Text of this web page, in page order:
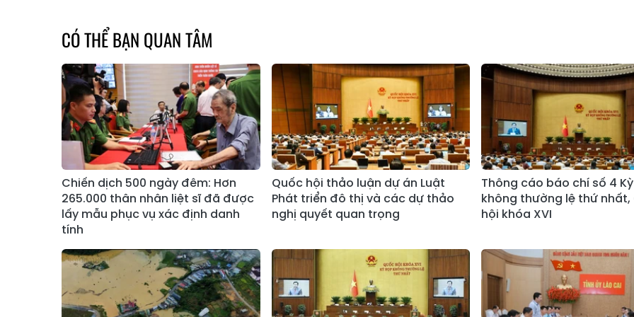
CÓ THỂ BẠN QUAN TÂM
Chiến dịch 500 ngày đêm: Hơn
265.000 thân nhân liệt sĩ đã được
lấy mẫu phục vụ xác định danh
tính
Quốc hội thảo luận dự án Luật
Phát triển đô thị và các dự thảo
nghị quyết quan trọng
Thông cáo báo chí số 4
không thường lệ thứ nhất,
hội khóa XVI